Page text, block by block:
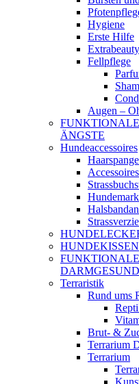
Hygiene
Erste Hilfe
Fellpflege
Augen –
ÄNGSTE
Hundeaccessoires
HUNDEKISSEN
Terraristik
Rund ums
Brut- &
Terrarium
Terrarium